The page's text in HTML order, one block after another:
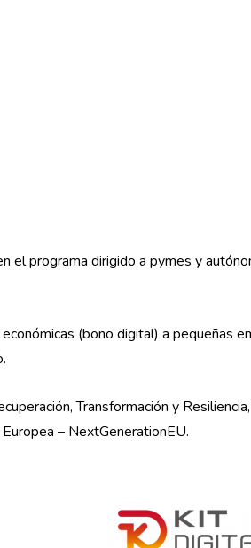
el programa dirigido a pymes y
(bono digital) a pequeñas
Transformación y
– NextGenerationEU.